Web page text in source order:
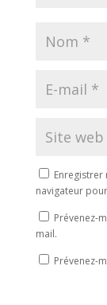
Enregistrer
navigateur
Prévenez-
mail.
Prévenez-